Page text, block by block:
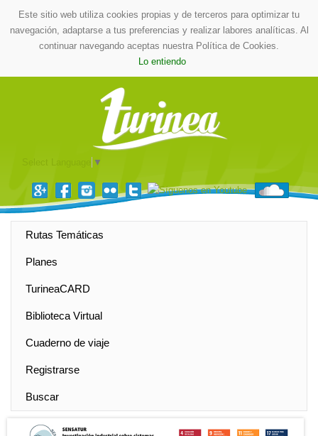
Este sitio web utiliza cookies propias y de terceros para optimizar tu
navegación, adaptarse a tus preferencias y realizar labores analíticas. Al
continuar navegando aceptas nuestra Política de Cookies.
Lo entiendo
▼
Rutas Temáticas
Planes
TurineaCARD
Biblioteca Virtual
Cuaderno de viaje
Registrarse
Buscar